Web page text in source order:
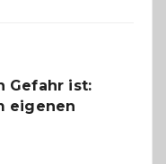
Gefahr ist:
eigenen